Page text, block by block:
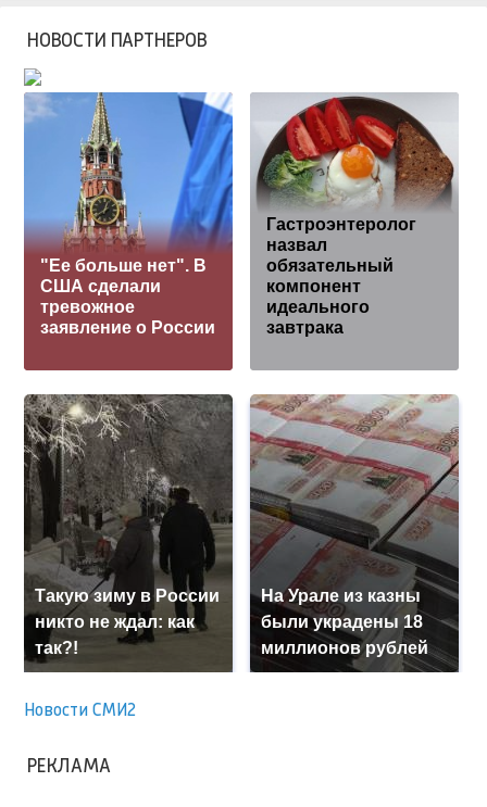
НОВОСТИ ПАРТНЕРОВ
"Ее больше нет". В
США сделали
тревожное
заявление о России
Гастроэнтеролог
назвал
обязательный
компонент
идеального
завтрака
Такую зиму в России
никто не ждал: как
так?!
На Урале из казны
были украдены 18
миллионов рублей
Новости СМИ2
РЕКЛАМА